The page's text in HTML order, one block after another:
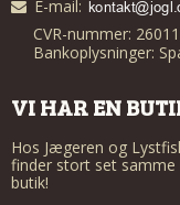
E-mail:
CVR-nummer:
Bankoplysninger:
VI HAR EN
Hos Jægeren og
finder stort set samme
butik!